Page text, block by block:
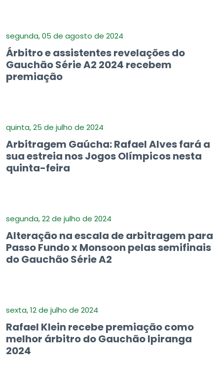
segunda, 05 de agosto de 2024
Árbitro e assistentes revelações do
Gauchão Série A2 2024 recebem
premiação
quinta, 25 de julho de 2024
Arbitragem Gaúcha: Rafael Alves fará a
sua estreia nos Jogos Olímpicos nesta
quinta-feira
segunda, 22 de julho de 2024
Alteração na escala de arbitragem para
Passo Fundo x Monsoon pelas semifinais
do Gauchão Série A2
sexta, 12 de julho de 2024
Rafael Klein recebe premiação como
melhor árbitro do Gauchão Ipiranga
2024